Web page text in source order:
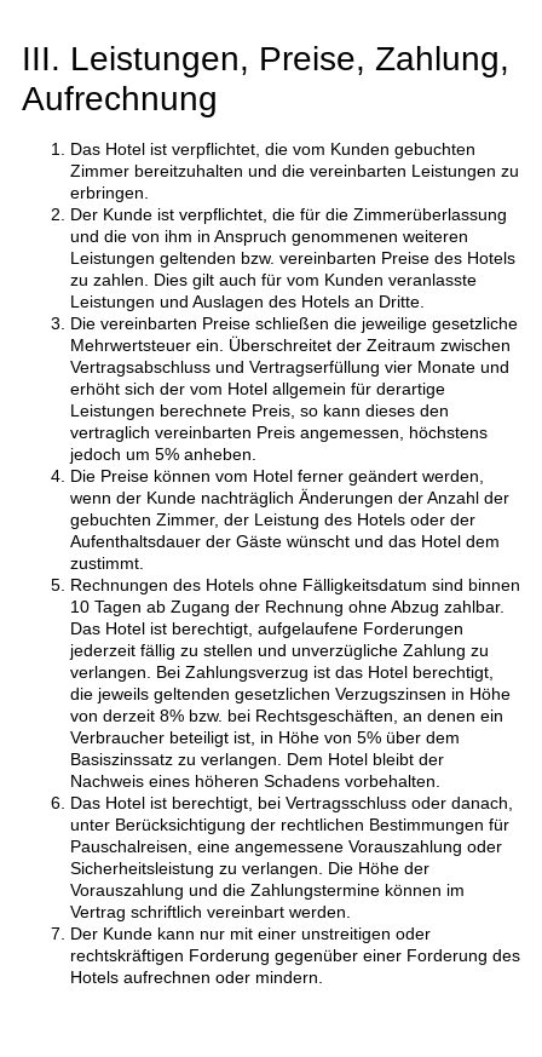
III. Leistungen, Preise, Zahlung,
Aufrechnung
Das Hotel ist verpflichtet, die vom Kunden gebuchten
Zimmer bereitzuhalten und die vereinbarten Leistungen zu
erbringen.
Der Kunde ist verpflichtet, die für die Zimmerüberlassung
und die von ihm in Anspruch genommenen weiteren
Leistungen geltenden bzw. vereinbarten Preise des Hotels
zu zahlen. Dies gilt auch für vom Kunden veranlasste
Leistungen und Auslagen des Hotels an Dritte.
Die vereinbarten Preise schließen die jeweilige gesetzliche
Mehrwertsteuer ein. Überschreitet der Zeitraum zwischen
Vertragsabschluss und Vertragserfüllung vier Monate und
erhöht sich der vom Hotel allgemein für derartige
Leistungen berechnete Preis, so kann dieses den
vertraglich vereinbarten Preis angemessen, höchstens
jedoch um 5% anheben.
Die Preise können vom Hotel ferner geändert werden,
wenn der Kunde nachträglich Änderungen der Anzahl der
gebuchten Zimmer, der Leistung des Hotels oder der
Aufenthaltsdauer der Gäste wünscht und das Hotel dem
zustimmt.
Rechnungen des Hotels ohne Fälligkeitsdatum sind binnen
10 Tagen ab Zugang der Rechnung ohne Abzug zahlbar.
Das Hotel ist berechtigt, aufgelaufene Forderungen
jederzeit fällig zu stellen und unverzügliche Zahlung zu
verlangen. Bei Zahlungsverzug ist das Hotel berechtigt,
die jeweils geltenden gesetzlichen Verzugszinsen in Höhe
von derzeit 8% bzw. bei Rechtsgeschäften, an denen ein
Verbraucher beteiligt ist, in Höhe von 5% über dem
Basiszinssatz zu verlangen. Dem Hotel bleibt der
Nachweis eines höheren Schadens vorbehalten.
Das Hotel ist berechtigt, bei Vertragsschluss oder danach,
unter Berücksichtigung der rechtlichen Bestimmungen für
Pauschalreisen, eine angemessene Vorauszahlung oder
Sicherheitsleistung zu verlangen. Die Höhe der
Vorauszahlung und die Zahlungstermine können im
Vertrag schriftlich vereinbart werden.
Der Kunde kann nur mit einer unstreitigen oder
rechtskräftigen Forderung gegenüber einer Forderung des
Hotels aufrechnen oder mindern.